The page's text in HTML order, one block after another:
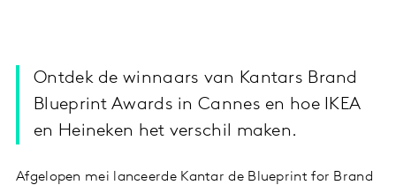
Ontdek de winnaars van Kantars Brand
Blueprint Awards in Cannes en hoe IKEA
en Heineken het verschil maken.
Afgelopen mei lanceerde Kantar de Blueprint for Brand